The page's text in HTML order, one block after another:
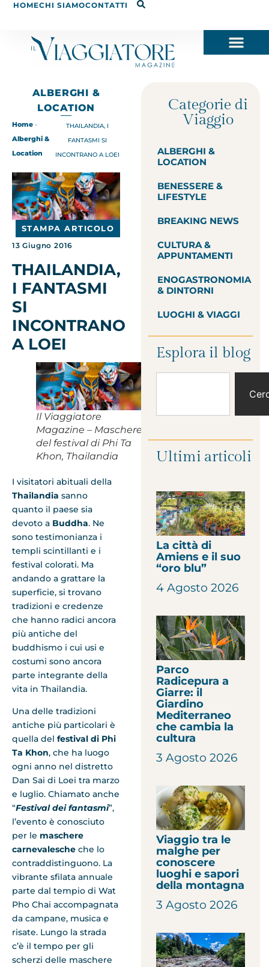
HOMECHI SIAMOCONTATTI
ALBERGHI &
LOCATION
Home -
Alberghi &
Location
THAILANDIA, I
FANTASMI SI
INCONTRANO A LOEI
STAMPA ARTICOLO
13 Giugno 2016
THAILANDIA,
I FANTASMI
SI
INCONTRANO
A LOEI
Il Viaggiatore
Magazine – Maschere
del festival di Phi Ta
Khon, Thailandia
I visitatori abituali della
Thailandia sanno
quanto il paese sia
devoto a Buddha. Ne
sono testimonianza i
templi scintillanti e i
festival colorati. Ma
andando a grattare la
superficie, si trovano
tradizioni e credenze
che hanno radici ancora
più antiche del
buddhismo i cui usi e
costumi sono ancora
parte integrante della
vita in Thailandia.
Una delle tradizioni
antiche più particolari è
quella del festival di Phi
Ta Khon, che ha luogo
ogni anno nel distretto
Dan Sai di Loei tra marzo
e luglio. Chiamato anche
“Festival dei fantasmi”,
l’evento è conosciuto
per le maschere
carnevalesche che lo
contraddistinguono. La
vibrante sfilata annuale
parte dal tempio di Wat
Pho Chai accompagnata
da campane, musica e
risate. Lungo la strada
c’è il tempo per gli
scherzi delle maschere
Categorie di
Viaggio
ALBERGHI &
LOCATION
BENESSERE &
LIFESTYLE
BREAKING NEWS
CULTURA &
APPUNTAMENTI
ENOGASTRONOMIA
& DINTORNI
LUOGHI & VIAGGI
Esplora il blog
Ultimi articoli
La città di
Amiens e il suo
“oro blu”
4 Agosto 2026
Parco
Radicepura a
Giarre: il
Giardino
Mediterraneo
che cambia la
cultura
3 Agosto 2026
Viaggio tra le
malghe per
conoscere
luoghi e sapori
della montagna
3 Agosto 2026